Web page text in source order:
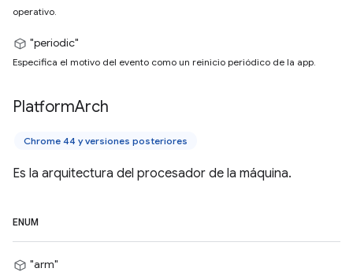
operativo.
"periodic"
Especifica el motivo del evento como un reinicio periódico de la app.
PlatformArch
Chrome 44 y versiones posteriores
Es la arquitectura del procesador de la máquina.
ENUM
"arm"